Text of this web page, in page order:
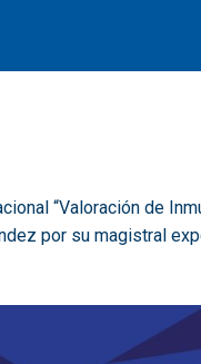
“Valoración de
por su magistral